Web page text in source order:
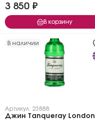
3 850 ₽
В корзину
В наличии
Артикул: 23888
Джин Tanqueray London